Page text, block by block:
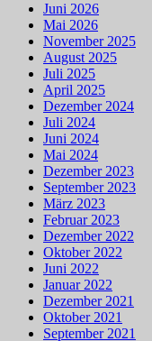
Juni 2026
Mai 2026
November 2025
August 2025
Juli 2025
April 2025
Dezember 2024
Juli 2024
Juni 2024
Mai 2024
Dezember 2023
September 2023
März 2023
Februar 2023
Dezember 2022
Oktober 2022
Juni 2022
Januar 2022
Dezember 2021
Oktober 2021
September 2021